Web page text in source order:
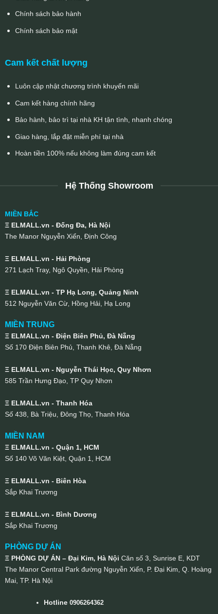
Chính sách bảo hành
Chính sách bảo mật
Cam kết chất lượng
Luôn cập nhật chương trình khuyến mãi
Cam kết hàng chính hãng
Bảo hành, bảo trì tại nhà KH tận tình, nhanh chóng
Giao hàng, lắp đặt miễn phí tại nhà
Hoàn tiền 100% nếu không làm đúng cam kết
Hệ Thống Showroom
MIỀN BẮC
Ξ ELMALL.vn - Đống Đa, Hà Nội
The Manor Nguyễn Xiển, Định Công
Ξ ELMALL.vn - Hải Phòng
271 Lạch Tray, Ngô Quyền, Hải Phòng
Ξ ELMALL.vn - TP Hạ Long, Quảng Ninh
512 Nguyễn Văn Cừ, Hồng Hải, Hạ Long
MIỀN TRUNG
Ξ ELMALL.vn - Điện Biên Phủ, Đà Nẵng
Số 170 Điện Biên Phủ, Thanh Khê, Đà Nẵng
Ξ ELMALL.vn - Nguyễn Thái Học, Quy Nhơn
585 Trần Hưng Đạo, TP Quy Nhơn
Ξ ELMALL.vn - Thanh Hóa
Số 438, Bà Triệu, Đông Thọ, Thanh Hóa
MIỀN NAM
Ξ ELMALL.vn - Quận 1, HCM
Số 140 Võ Văn Kiệt, Quận 1, HCM
Ξ ELMALL.vn - Biên Hòa
Sắp Khai Trương
Ξ ELMALL.vn - Bình Dương
Sắp Khai Trương
PHÒNG DỰ ÁN
Ξ PHÒNG DỰ ÁN – Đại Kim, Hà Nội Căn số 3, Sunrise E, KDT
The Manor Central Park đường Nguyễn Xiển, P. Đại Kim, Q. Hoàng
Mai, TP. Hà Nội
Hotline0906264362